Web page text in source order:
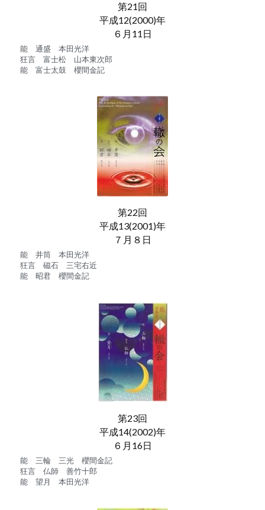
第21回
平成12(2000)年
６月11日
能　通盛　本田光洋
狂言　富士松　山本東次郎
能　富士太鼓　櫻間金記
第22回
平成13(2001)年
７月８日
能　井筒　本田光洋
狂言　磁石　三宅右近
能　昭君　櫻間金記
第23回
平成14(2002)年
６月16日
能　三輪　三光　櫻間金記
狂言　仏師　善竹十郎
能　望月　本田光洋